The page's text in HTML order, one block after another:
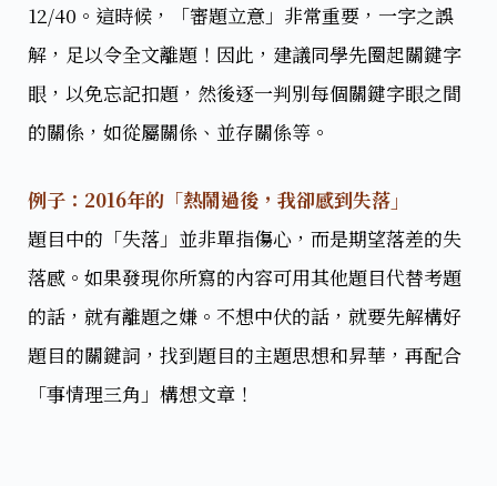
12/40。這時候，「審題立意」​非常重要，一字之誤
解，足以令全文離題！因此，建議同學先圈起關鍵字
眼，以免忘記扣題，然後逐一判別每個關鍵字眼之間
的關係，如從屬關係、並存關係等。
例子：2016年的「熱鬧過後，我卻感到失落」
題目中的「失落」​並非單指傷心，而是期望落差的失
落感。如果發現你所寫的內容可用其他題目代替考題
的話，就有離題之嫌。不想中伏的話，就要先解構好
題目的關鍵詞，找到題目的主題思想和昇華，再配合
「事情理三角」​構想文章！